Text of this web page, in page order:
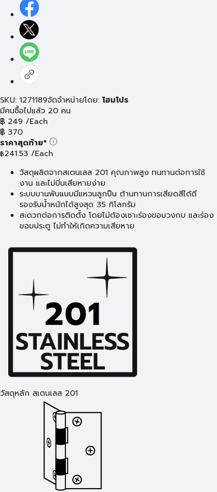
SKU: 1271189จัดจำหน่ายโดย: โฮมโปร
มีคนซื้อไปแล้ว 20 คน
฿ 249 /Each
฿ 370
ราคาสุดท้าย*
฿241.53 /Each
วัสดุผลิตจากสเตนเลส 201 คุณภาพสูง ทนทานต่อการใช้
งาน และไม่บิ่นเสียหายง่าย
ระบบบานพับแบบมีแหวนลูกปืน ต้านทานการเสียดสีได้ดี
รองรับน้ำหนักได้สูงสุด 35 กิโลกรัม
สะดวกต่อการติดตั้ง โดยไม่ต้องเซาะร่องขอบวงกบ และร่อง
ขอบประตู ไม่ทำให้เกิดความเสียหาย
วัสดุหลัก สเตนเลส 201